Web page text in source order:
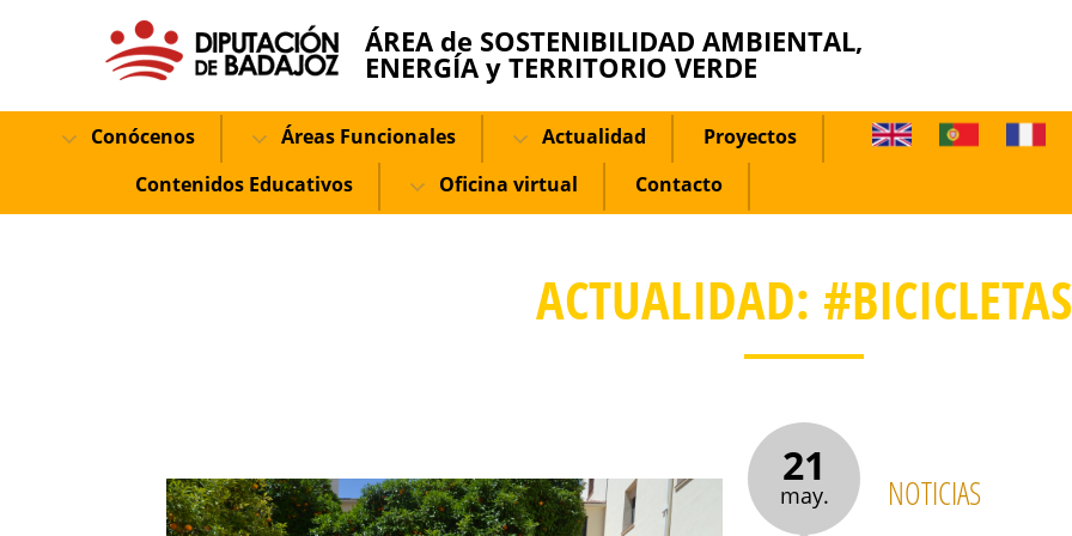
ÁREA de SOSTENIBILIDAD AMBIENTAL,
ENERGÍA y TERRITORIO VERDE
Conócenos Áreas Funcionales Actualidad
Proyectos
Contenidos Educativos
Oficina virtual Contacto
ACTUALIDAD: #BICICLETAS
21
may. NOTICIAS